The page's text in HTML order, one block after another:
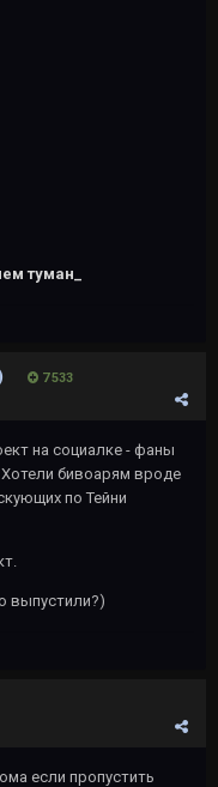
туман_
7 533
на социалке - фаны
бивоарям вроде
по Тейни
выпустили?)
если пропустить